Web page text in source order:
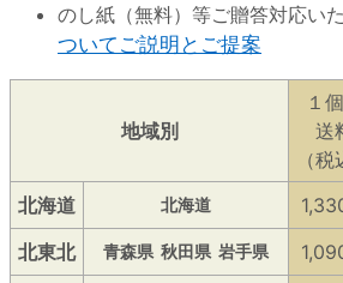
のし紙（無料）等ご贈答対応い
ついてご説明とご提案
地域別
１
送
（税
北海道
北海道
北東北
青森県 秋田県 岩手県